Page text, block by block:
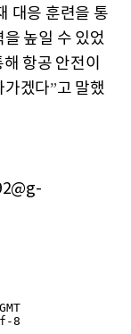
대응 훈련을 통
을 높일 수 있었
항공 안전이
가겠다”고 말했